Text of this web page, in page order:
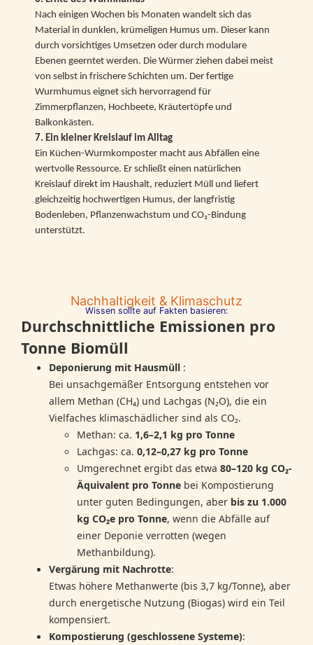
Nach einigen Wochen bis Monaten wandelt sich das
Material in dunklen, krümeligen Humus um. Dieser kann
durch vorsichtiges Umsetzen oder durch modulare
Ebenen geerntet werden. Die Würmer ziehen dabei meist
von selbst in frischere Schichten um. Der fertige
Wurmhumus eignet sich hervorragend für
Zimmerpflanzen, Hochbeete, Kräutertöpfe und
Balkonkästen.
7. Ein kleiner Kreislauf im Alltag
Ein Küchen-Wurmkomposter macht aus Abfällen eine
wertvolle Ressource. Er schließt einen natürlichen
Kreislauf direkt im Haushalt, reduziert Müll und liefert
gleichzeitig hochwertigen Humus, der langfristig
Bodenleben, Pflanzenwachstum und CO₂-Bindung
unterstützt.
Nachhaltigkeit & Klimaschutz
Wissen sollte auf Fakten basieren:
Durchschnittliche Emissionen pro
Tonne Biomüll
Deponierung mit Hausmüll :
Bei unsachgemäßer Entsorgung entstehen vor
allem Methan (CH₄) und Lachgas (N₂O), die ein
Vielfaches klimaschädlicher sind als CO₂.
Methan: ca. 1,6–2,1 kg pro Tonne
Lachgas: ca. 0,12–0,27 kg pro Tonne
Umgerechnet ergibt das etwa 80–120 kg CO₂-
Äquivalent pro Tonne bei Kompostierung
unter guten Bedingungen, aber bis zu 1.000
kg CO₂e pro Tonne, wenn die Abfälle auf
einer Deponie verrotten (wegen
Methanbildung).
Vergärung mit Nachrotte:
Etwas höhere Methanwerte (bis 3,7 kg/Tonne), aber
durch energetische Nutzung (Biogas) wird ein Teil
kompensiert.
Kompostierung (geschlossene Systeme):